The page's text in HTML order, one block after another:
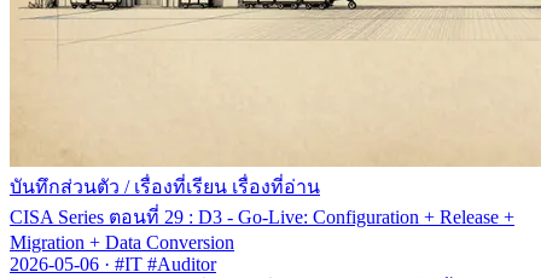
บันทึกส่วนตัว / เรื่องที่เรียน เรื่องที่อ่าน
CISA Series ตอนที่ 29 : D3 - Go-Live: Configuration + Release +
Migration + Data Conversion
2026-05-06 · #IT #Auditor